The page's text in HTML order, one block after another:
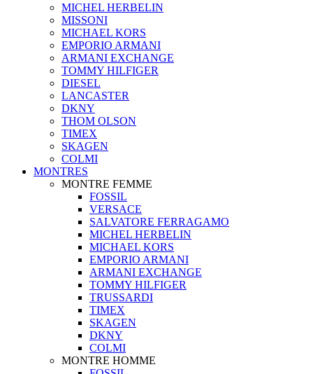
MICHEL HERBELIN
MISSONI
MICHAEL KORS
EMPORIO ARMANI
ARMANI EXCHANGE
TOMMY HILFIGER
DIESEL
LANCASTER
DKNY
THOM OLSON
TIMEX
SKAGEN
COLMI
MONTRES
MONTRE FEMME
FOSSIL
VERSACE
SALVATORE FERRAGAMO
MICHEL HERBELIN
MICHAEL KORS
EMPORIO ARMANI
ARMANI EXCHANGE
TOMMY HILFIGER
TRUSSARDI
TIMEX
SKAGEN
DKNY
COLMI
MONTRE HOMME